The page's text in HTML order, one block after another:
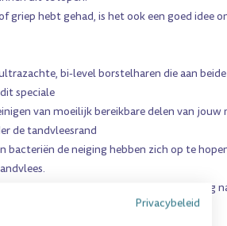
griep hebt gehad, is het ook een goed idee
bi-level borstelharen die aan
speciale
van moeilijk bereikbare delen van jouw
de tandvleesrand
bacteriën de neiging hebben zich op te
extra diepe reiniging waardoor je je dag
Privacybeleid